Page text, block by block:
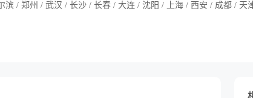
滨 / 郑州 / 武汉 / 长沙 / 长春 / 大连 / 沈阳 / 上海 / 西安 / 成都 / 天